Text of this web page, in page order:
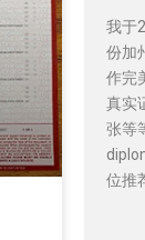
我于
份加
作完
真实
张等
位推